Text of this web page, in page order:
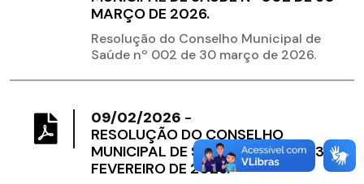
MARÇO DE 2026.
Resolução do Conselho Municipal de
Saúde nº 002 de 30 março de 2026.
09/02/2026 -
RESOLUÇÃO DO CONSELHO
MUNICIPAL DE SAÚDE Nº 005 DE 30
FEVEREIRO DE 2026.